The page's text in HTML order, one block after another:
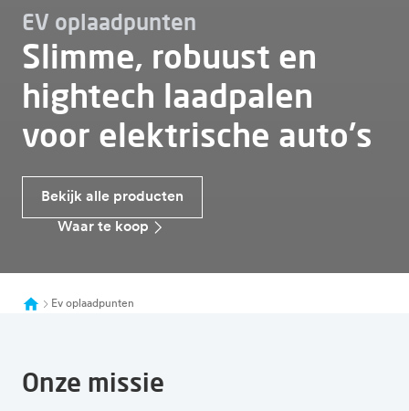
EV oplaadpunten
Slimme, robuust en
hightech laadpalen
voor elektrische auto's
Bekijk alle producten
Waar te koop
Ev oplaadpunten
Onze missie